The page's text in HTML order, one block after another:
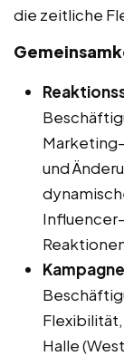
die zeitliche
und
Halle